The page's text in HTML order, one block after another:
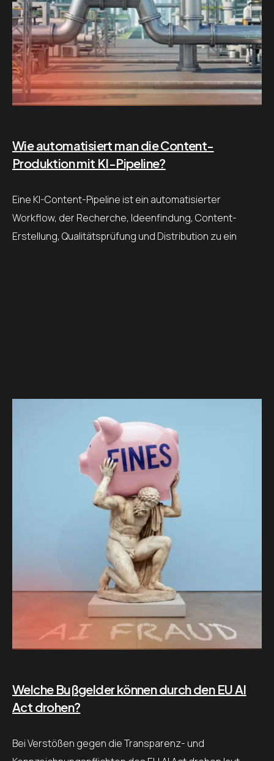
Wie automatisiert man die Content-
Produktion mit KI-Pipeline?
Eine KI-Content-Pipeline ist ein automatisierter
Workflow, der Recherche, Ideenfindung, Content-
Erstellung, Qualitätsprüfung und Distribution zu ein
Welche Bußgelder können durch den EU AI
Act drohen?
Bei Verstößen gegen die Transparenz- und